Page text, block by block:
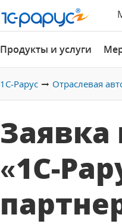
Продукты и услуги
1С-Рарус Отраслевая
Заявка
«1С-